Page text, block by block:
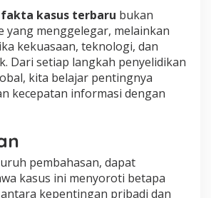
fakta kasus terbaru bukan
yang menggelegar, melainkan
kekuasaan, teknologi, dan
Dari setiap langkah penyelidikan
kita belajar pentingnya
kecepatan informasi dengan
pembahasan, dapat
kasus ini menyoroti betapa
kepentingan pribadi dan